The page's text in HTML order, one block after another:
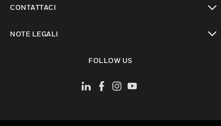
CONTATTACI
NOTE LEGALI
FOLLOW US